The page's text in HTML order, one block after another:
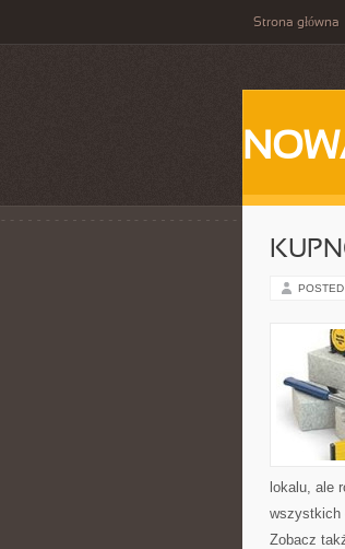
Strona główna
lokalu, ale
wszystkich
Zobacz